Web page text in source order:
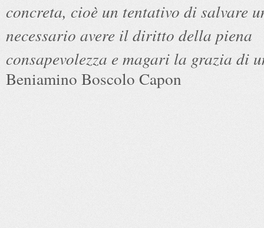
concreta, cioè un tentativo di salvare
necessario avere il diritto della piena
consapevolezza e magari la grazia di
Beniamino Boscolo Capon